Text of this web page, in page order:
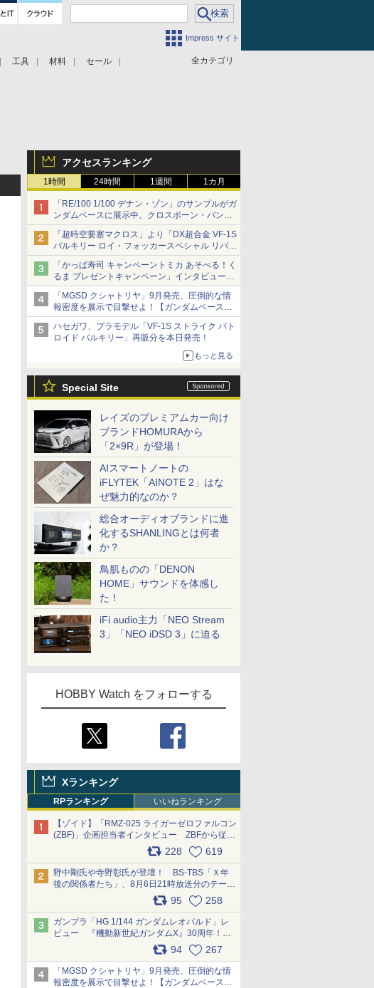
Impress サイト
全カテゴリ
工具 材料 セール
アクセスランキング
1時間 24時間 1週間 1カ月
「RE/100 1/100 デナン・ゾン」のサンプルがガ
ンダムベースに展示中。クロスボーン・バンガ
ードの制式量産機が間もなく発送【ガンダムベ
ース撮り下ろし】
「超時空要塞マクロス」より「DX超合金 VF-1S
バルキリー ロイ・フォッカースペシャル リバイ
バルVer.」本日発売！
「かっぱ寿司 キャンペーントミカ あそべる！く
るま プレゼントキャンペーン」インタビュー
子どもが楽しめるかっぱ寿司ならではの体験と
コラボの楽しさを追求
「MGSD クシャトリヤ」9月発売、圧倒的な情
報密度を展示で目撃せよ！【ガンダムベース撮
り下ろし】
ハセガワ、プラモデル「VF-1S ストライク バト
ロイド バルキリー」再販分を本日発売！
もっと見る
Special Site
レイズのプレミアムカー向け
ブランドHOMURAから
「2×9R」が登場！
AIスマートノートの
iFLYTEK「AINOTE 2」はな
ぜ魅力的なのか？
総合オーディオブランドに進
化するSHANLINGとは何者
か？
鳥肌ものの「DENON
HOME」サウンドを体感し
た！
iFi audio主力「NEO Stream
3」「NEO iDSD 3」に迫る
HOBBY Watch をフォローする
Xランキング
RPランキング いいねランキング
【ゾイド】「RMZ-025 ライガーゼロファルコン
(ZBF)」企画担当者インタビュー ZBFから従来
デザインまで再現可能なボリューム満点のキッ
ト pic.x.com/6zOqQAQKkX
228 619
野中剛氏や寺野彰氏が登壇！ BS-TBS「Ｘ年
後の関係者たち」、8月6日21時放送分のテーマ
は「超合金」！ pic.x.com/uWyt1uyuFm
95 258
ガンプラ「HG 1/144 ガンダムレオパルド」レ
ビュー 『機動新世紀ガンダムX』30周年！イ
ンナーアームガトリングの変形機構まで再現し
最新フォーマットでキット化！
pic.x.com/nszPIDTpbg
94 267
「MGSD クシャトリヤ」9月発売、圧倒的な情
報密度を展示で目撃せよ！【ガンダムベース撮